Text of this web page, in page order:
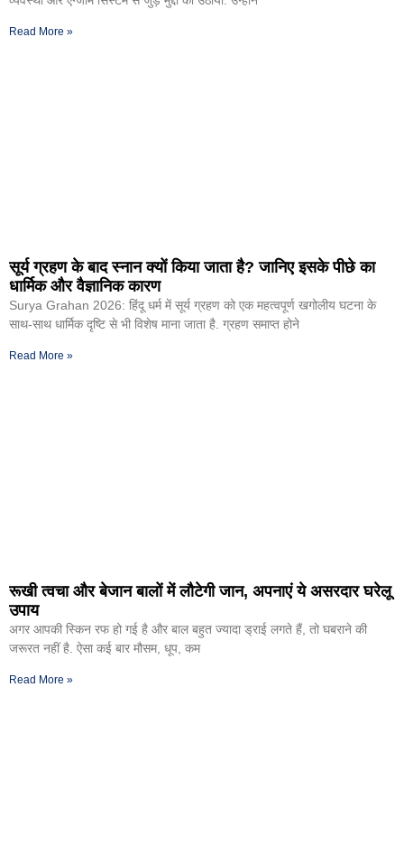
Read More »
सूर्य ग्रहण के बाद स्नान क्यों किया जाता है? जानिए इसके पीछे का
धार्मिक और वैज्ञानिक कारण
Surya Grahan 2026: हिंदू धर्म में सूर्य ग्रहण को एक महत्वपूर्ण खगोलीय घटना के
साथ-साथ धार्मिक दृष्टि से भी विशेष माना जाता है. ग्रहण समाप्त होने
Read More »
रूखी त्वचा और बेजान बालों में लौटेगी जान, अपनाएं ये असरदार घरेलू
उपाय
अगर आपकी स्किन रफ हो गई है और बाल बहुत ज्यादा ड्राई लगते हैं, तो घबराने की
जरूरत नहीं है. ऐसा कई बार मौसम, धूप, कम
Read More »